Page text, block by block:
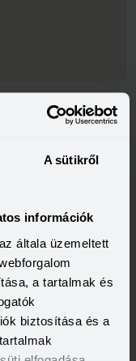
A sütikről
információk
általa üzemeltett
a tartalmak és
biztosítása és a